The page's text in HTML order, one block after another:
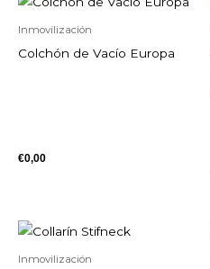
Inmovilización
Colchón de Vacío Europa
€0,00
Inmovilización